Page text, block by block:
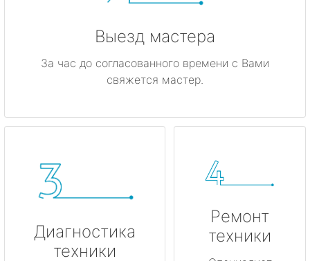
Выезд мастера
За час до согласованного времени с Вами
свяжется мастер.
Диагностика
техники
Ремонт
техники